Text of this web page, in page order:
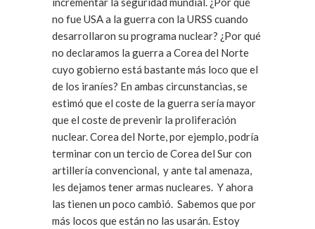
no fue USA a la guerra con la URSS cuando
desarrollaron su programa nuclear? ¿Por qué
no declaramos la guerra a Corea del Norte
cuyo gobierno está bastante más loco que el
de los iraníes? En ambas circunstancias, se
estimó que el coste de la guerra sería mayor
que el coste de prevenir la proliferación
nuclear. Corea del Norte, por ejemplo, podría
terminar con un tercio de Corea del Sur con
artillería convencional, y ante tal amenaza,
les dejamos tener armas nucleares. Y ahora
las tienen un poco cambió. Sabemos que por
más locos que están no las usarán. Estoy